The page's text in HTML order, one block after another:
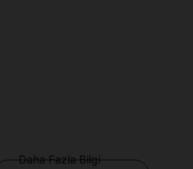
Daha Fazla Bilgi